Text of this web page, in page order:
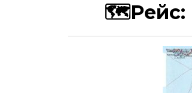
🗺Рейс: